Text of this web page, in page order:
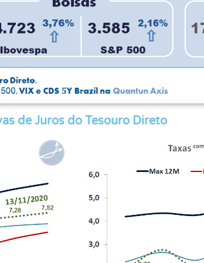
de Juros do Tesouro Direto